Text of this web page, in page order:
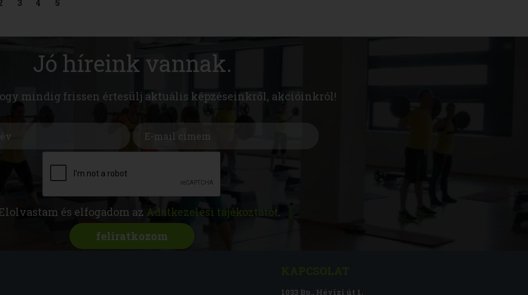
3 4 5
Jó híreink vannak.
mindig frissen értesülj aktuális képzéseinkről, akcióinkról!
és elfogadom az Adatkezelési tájékoztatót.
1033 Bp., Hévízi út 1.